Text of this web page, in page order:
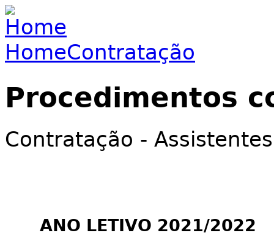
Jump to navigation
You are here
HomeContratação
Procedimentos
Contratação - Assistentes
ANO LETIVO 2021/2022